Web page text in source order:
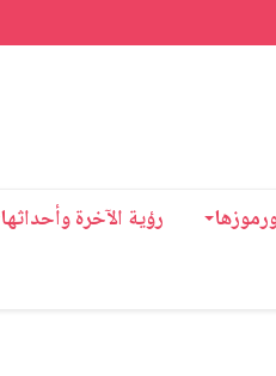
رؤية الآخرة وأحداثها